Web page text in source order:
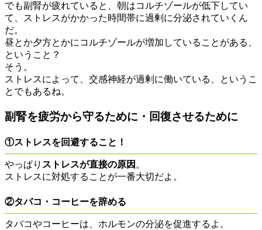
でも副腎が疲れていると、朝はコルチゾールが低下してい
て、ストレスがかかった時間帯に過剰に分泌されていくん
だ。
昼とか夕方とかにコルチゾールが増加していることがある、
ということ？
そう。
ストレスによって、交感神経が過剰に働いている、というこ
とでもあるね。
副腎を疲労から守るために・回復させるために
①ストレスを回避すること！
やっぱり ストレスが直接の原因 。
ストレスに対処することが一番大切だよ。
②タバコ・コーヒーを辞める
タバコやコーヒーは、ホルモンの分泌を促進するよ。